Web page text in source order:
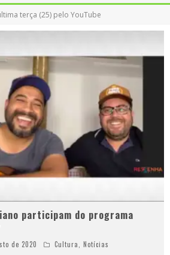
terça (25) pelo YouTube
participam do programa
de 2020 Cultura, Notícias